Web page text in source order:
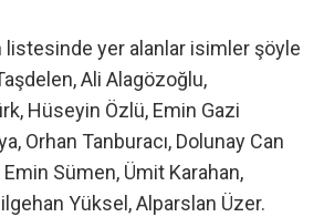
listesinde yer alanlar isimler şöyle
Ali Alagözoğlu,
Hüseyin Özlü, Emin Gazi
Orhan Tanburacı, Dolunay Can
Sümen, Ümit Karahan,
Yüksel, Alparslan Üzer.